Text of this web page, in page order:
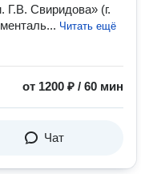
Свиридова» (г.
Читать ещё
от 1200 ₽ / 60 мин
Чат